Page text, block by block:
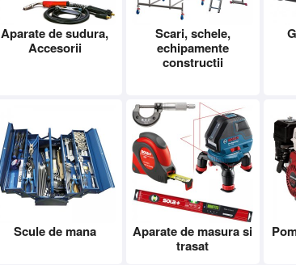
Aparate de sudura,
Accesorii
Scari, schele,
echipamente
constructii
Scule de mana
Aparate de masura si
trasat